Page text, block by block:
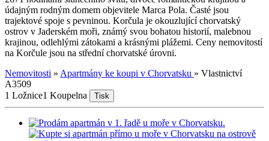
údajným rodným domem objevitele Marca Pola. Časté jsou
trajektové spoje s pevninou. Korčula je okouzlující chorvatský
ostrov v Jaderském moři, známý svou bohatou historií, malebnou
krajinou, odlehlými zátokami a krásnými plážemi. Ceny nemovitostí
na Korčule jsou na střední chorvatské úrovni.
Nemovitosti » Apartmány ke koupi v Chorvatsku » Vlastnictví
A3509
1 Ložnice1 Koupelna Tisk